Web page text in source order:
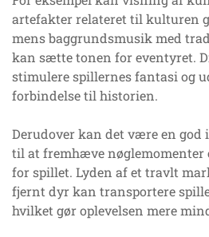
artefakter relateret til kulturen
mens baggrundsmusik med
kan sætte tonen for eventyret.
stimulere spillernes fantasi og
forbindelse til historien.
Derudover kan det være en god
til at fremhæve
for spillet. Lyden af et travlt
fjernt dyr kan transportere
hvilket gør oplevelsen mere